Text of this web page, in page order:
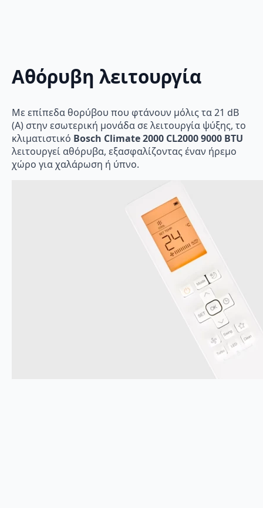
Αθόρυβη λειτουργία
Με επίπεδα θορύβου που φτάνουν μόλις τα 21 dB
(A) στην εσωτερική μονάδα σε λειτουργία ψύξης, το
κλιματιστικό Bosch Climate 2000 CL2000 9000 BTU
λειτουργεί αθόρυβα, εξασφαλίζοντας έναν ήρεμο
χώρο για χαλάρωση ή ύπνο.